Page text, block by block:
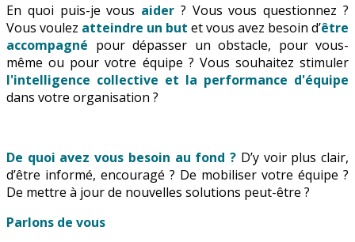
En quoi puis-je vous aider ? Vous vous questionnez ?
Vous voulez atteindre un but et vous avez besoin d’être
accompagné pour dépasser un obstacle, pour vous-
même ou pour votre équipe ? Vous souhaitez stimuler
l'intelligence collective et la performance d'équipe
dans votre organisation ?
De quoi avez vous besoin au fond ? D’y voir plus clair,
d’être informé, encouragé ? De mobiliser votre équipe ?
De mettre à jour de nouvelles solutions peut-être ?
Parlons de vous